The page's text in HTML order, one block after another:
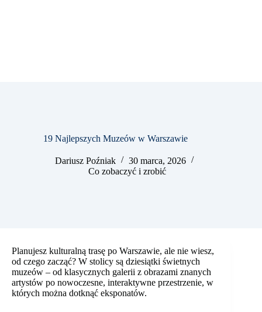
19 Najlepszych Muzeów w Warszawie
Dariusz Poźniak
30 marca, 2026
Co zobaczyć i zrobić
Planujesz kulturalną trasę po Warszawie, ale nie wiesz,
od czego zacząć? W stolicy są dziesiątki świetnych
muzeów – od klasycznych galerii z obrazami znanych
artystów po nowoczesne, interaktywne przestrzenie, w
których można dotknąć eksponatów.